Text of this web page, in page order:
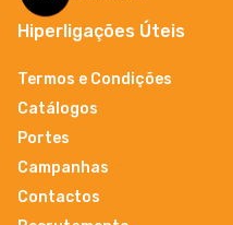
Hiperligações Úteis
Termos e Condições
Catálogos
Portes
Campanhas
Contactos